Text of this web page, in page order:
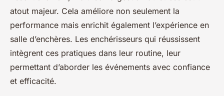
atout majeur. Cela améliore non seulement la
performance mais enrichit également l’expérience en
salle d’enchères. Les enchérisseurs qui réussissent
intègrent ces pratiques dans leur routine, leur
permettant d’aborder les événements avec confiance
et efficacité.